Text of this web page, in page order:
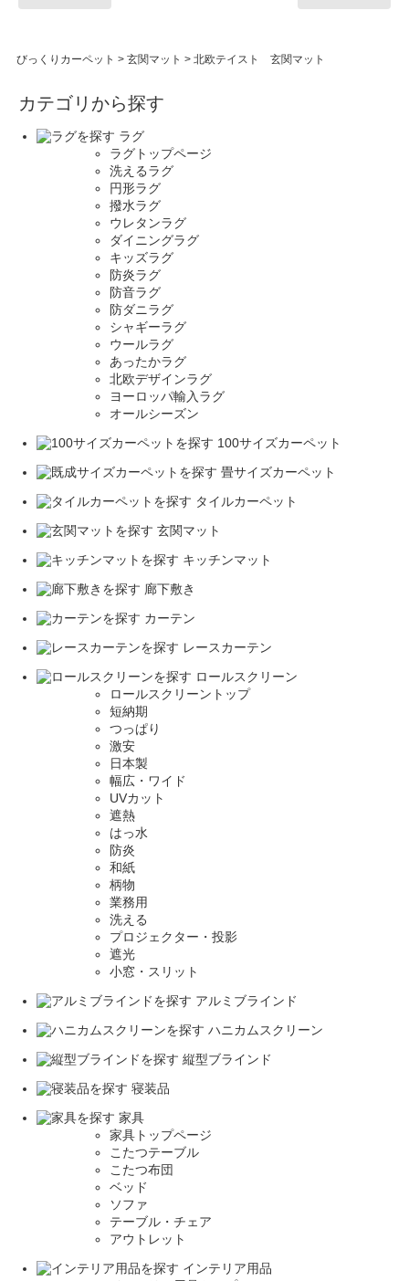
びっくりカーペット > 玄関マット > 北欧テイスト 玄関マット
カテゴリから探す
ラグ
ラグトップページ
洗えるラグ
円形ラグ
撥水ラグ
ウレタンラグ
ダイニングラグ
キッズラグ
防炎ラグ
防音ラグ
防ダニラグ
シャギーラグ
ウールラグ
あったかラグ
北欧デザインラグ
ヨーロッパ輸入ラグ
オールシーズン
100サイズカーペット
畳サイズカーペット
タイルカーペット
玄関マット
キッチンマット
廊下敷き
カーテン
レースカーテン
ロールスクリーン
ロールスクリーントップ
短納期
つっぱり
激安
日本製
幅広・ワイド
UVカット
遮熱
はっ水
防炎
和紙
柄物
業務用
洗える
プロジェクター・投影
遮光
小窓・スリット
アルミブラインド
ハニカムスクリーン
縦型ブラインド
寝装品
家具
家具トップページ
こたつテーブル
こたつ布団
ベッド
ソファ
テーブル・チェア
アウトレット
インテリア用品